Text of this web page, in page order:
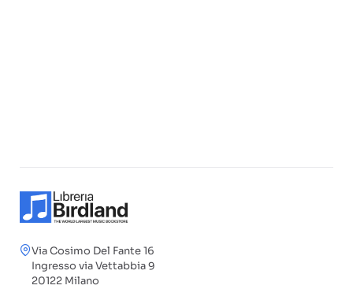
Via Cosimo Del Fante 16
Ingresso via Vettabbia 9
20122 Milano